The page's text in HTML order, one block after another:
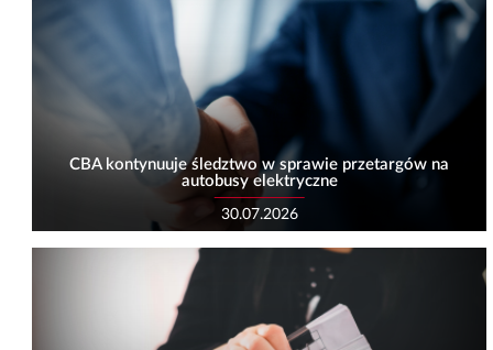
CBA kontynuuje śledztwo w sprawie przetargów na
autobusy elektryczne
30.07.2026